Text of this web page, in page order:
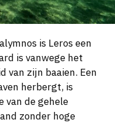
is Leros een
is vanwege het
van zijn baaien. Een
herbergt, is
van de gehele
zonder hoge